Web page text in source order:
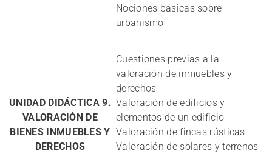
Nociones básicas sobre
urbanismo
UNIDAD DIDÁCTICA 9.
VALORACIÓN DE
BIENES INMUEBLES Y
DERECHOS
Cuestiones previas a la
valoración de inmuebles y
derechos
Valoración de edificios y
elementos de un edificio
Valoración de fincas rústicas
Valoración de solares y terrenos